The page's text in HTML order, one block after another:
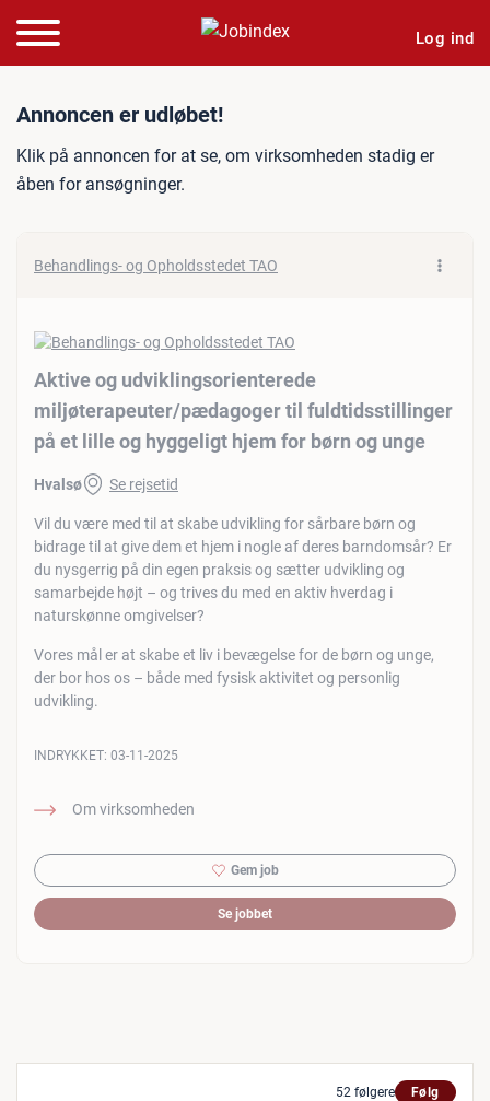
Log ind
Jobannonce: Aktive og
Annoncen er udløbet!
Klik på annoncen for at se, om virksomheden stadig er
åben for ansøgninger.
Behandlings- og Opholdsstedet TAO
Aktive og udviklingsorienterede
miljøterapeuter/​pædagoger til fuldtidsstillinger
på et lille og hyggeligt hjem for børn og unge
Hvalsø Se rejsetid
Vil du være med til at skabe udvikling for sårbare børn og
bidrage til at give dem et hjem i nogle af deres barndomsår? Er
du nysgerrig på din egen praksis og sætter udvikling og
samarbejde højt – og trives du med en aktiv hverdag i
naturskønne omgivelser?
Vores mål er at skabe et liv i bevægelse for de børn og unge,
der bor hos os – både med fysisk aktivitet og personlig
udvikling.
Om virksomheden
INDRYKKET: 03-11-2025
Gem job
Se jobbet
52 følgere Følg